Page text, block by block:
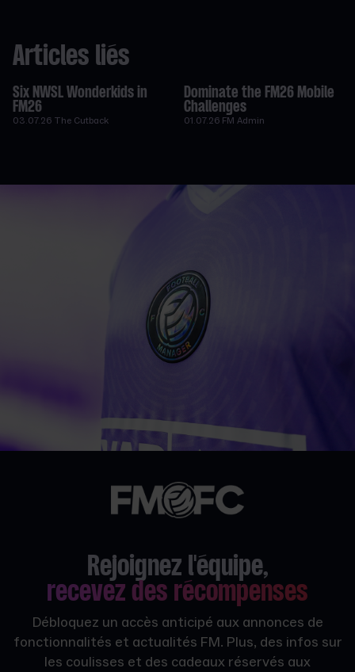
Articles liés
Six NWSL Wonderkids in
FM26
03.07.26 The Cutback
Dominate the FM26 Mobile
Challenges
01.07.26 FM Admin
Rejoignez l'équipe,
recevez des récompenses
Débloquez un accès anticipé aux annonces de
fonctionnalités et actualités FM. Plus, des infos sur
les coulisses et des cadeaux réservés aux